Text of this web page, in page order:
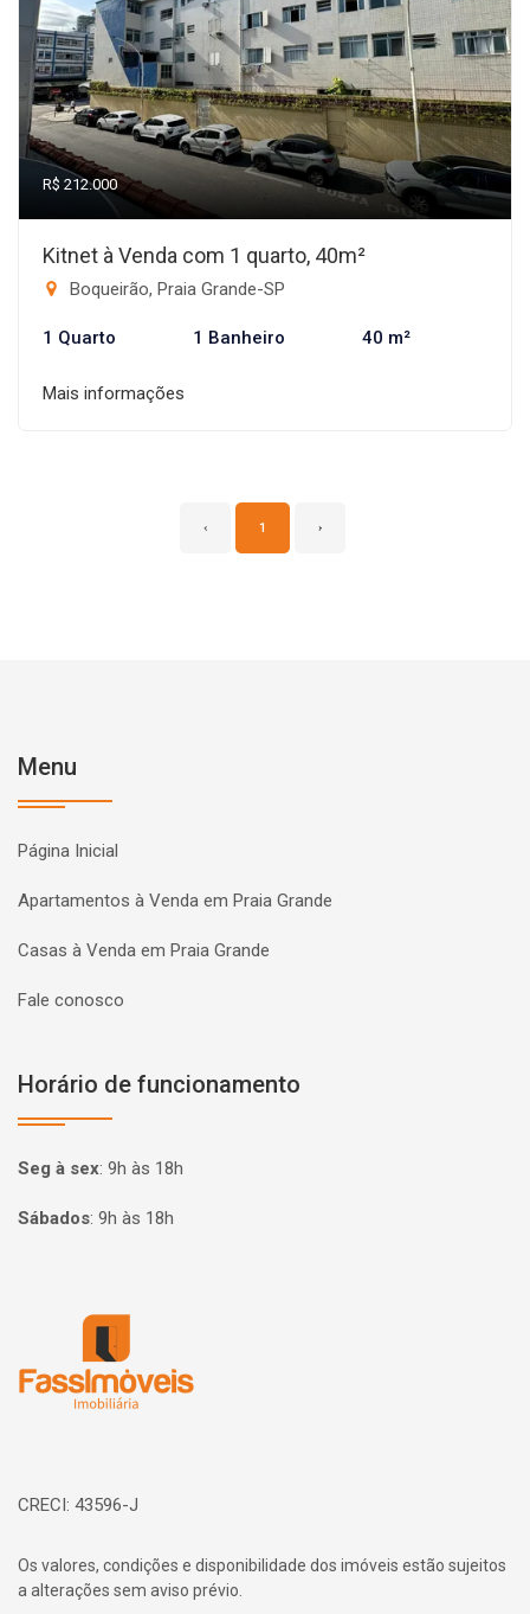
R$ 212.000
Kitnet à Venda com 1 quarto, 40m²
Boqueirão, Praia Grande-SP
1 Quarto 1 Banheiro 40 m²
Mais informações
‹ 1 ›
Menu
Página Inicial
Apartamentos à Venda em Praia Grande
Casas à Venda em Praia Grande
Fale conosco
Horário de funcionamento
Seg à sex: 9h às 18h
Sábados: 9h às 18h
CRECI: 43596-J
Os valores, condições e disponibilidade dos imóveis estão sujeitos
a alterações sem aviso prévio.